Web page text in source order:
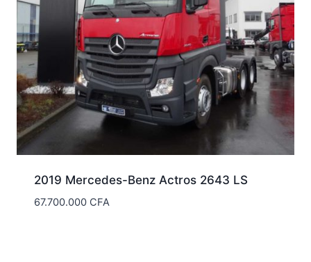
2019 Mercedes-Benz Actros 2643 LS
67.700.000 CFA